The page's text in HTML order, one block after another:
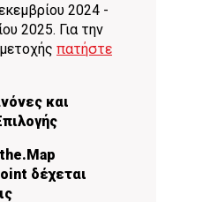
2024 -
2025. Για την
πατήστε
και
δέχεται